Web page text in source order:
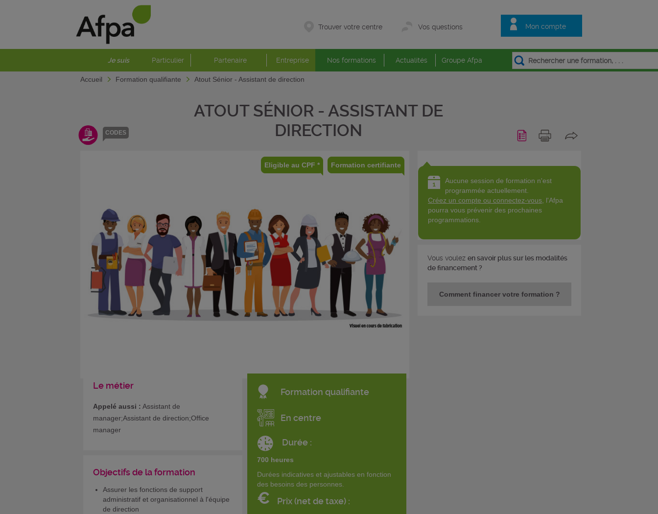
Mon compte
Trouver votre centre Vos questions
Je suis Particulier Partenaire Entreprise Nos formations Actualités Groupe Afpa
Accueil Formation qualifiante Atout Sénior - Assistant de direction
CODES
ATOUT SÉNIOR - ASSISTANT DE
DIRECTION
Eligible au CPF * Formation certifiante
Le métier
Appelé aussi : Assistant de
manager;Assistant de direction;Office
manager
Objectifs de la formation
Assurer les fonctions de support
administratif et organisationnel à l'équipe
de direction
Formation qualifiante
En centre
Durée :
700 heures
Durées indicatives et ajustables en fonction
des besoins des personnes.
€ Prix (net de taxe) :
Aucune session de formation n'est
programmée actuellement.
Créez un compte ou connectez-vous , l'Afpa
pourra vous prévenir des prochaines
programmations.
Vous voulezen savoir plus sur les modalités
de financement ?
Comment financer votre formation ?